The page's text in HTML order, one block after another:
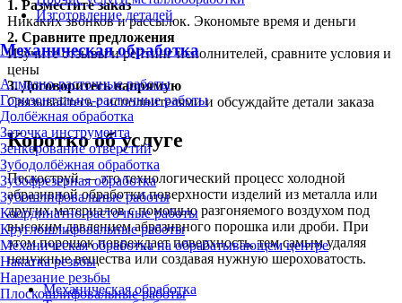
Изготовление деталей
Механическая обработка
Алмазно-расточные работы
Горизонтально-расточные работы
Долбёжная обработка
Заточка инструмента
Зенкерование отверстий
Зубодолбёжная обработка
Зубофрезерная обработка
Зубошлифовальные работы
Координатно-расточные работы
Круглошлифовальные работы
Механическая обработка на обрабатывающем центре
Накатка резьбы
Нарезание резьбы
Плоскошлифовальные работы
1. Разместите заказ
Никаких звонков и рассылок. Экономьте время и деньги
2. Сравните предложения
Изучите отзывы и рейтинг исполнителей, сравните условия и
цены
3.Договоритесь напрямую
Связывайтесь с исполнителями и обсуждайте детали заказа
Коротко об услуге
Пескоструй — это технологический процесс холодной
абразивной обработки поверхности изделий из металла или
других материалов с помощью разгоняемого воздухом под
высоким давлением абразивного порошка или дроби. При
этом порошок повреждает поверхность, тем самым удаляя
ненужные вещества или создавая нужную шероховатость.
Механическая обработка